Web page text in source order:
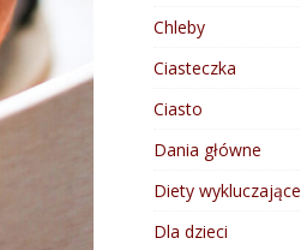
Chleby
Ciasteczka
Ciasto
Dania główne
Diety wykluczające
Dla dzieci